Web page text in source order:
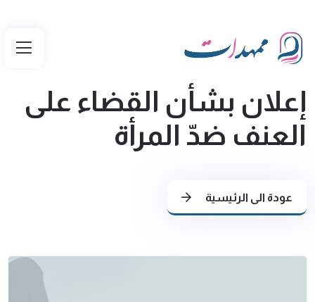
إعلان بشأن القضاء على
العنف ضدّ المرأة
عودة الى الرئيسية